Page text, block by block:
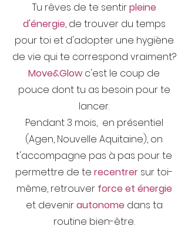
Tu rêves de te sentirpleine
d'énergie, de trouver du temps
pour toi et d'adopter une hygiène
de vie qui te correspond vraiment?
Move&Glow c'est le coup de
pouce dont tu as besoin pour te
lancer.
Pendant 3 mois, en présentiel
(Agen, Nouvelle Aquitaine), on
t'accompagne pas à pas pour te
permettre de te recentrer sur toi-
même, retrouver force et énergie
et devenirautonome dans ta
routine bien-être.